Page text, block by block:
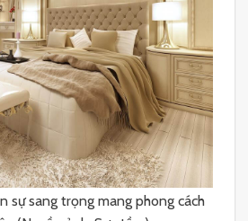
sự sang trọng mang phong cách